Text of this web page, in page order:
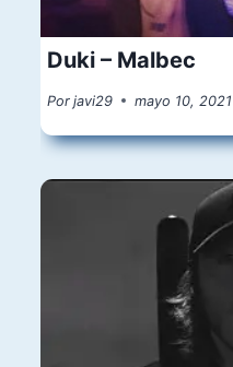
Duki – Malbec
Por javi29 mayo 10, 2021